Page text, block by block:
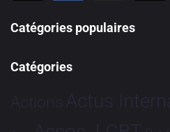
Catégories populaires
Catégories
Actions Actus